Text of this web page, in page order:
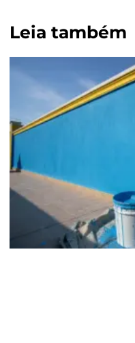
Leia também